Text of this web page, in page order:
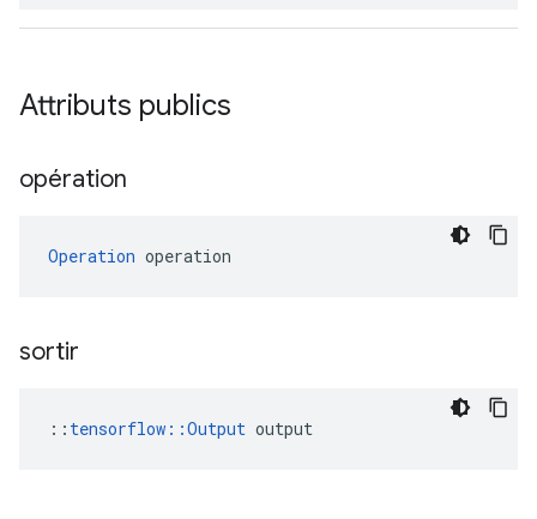
Attributs publics
opération
Operation operation
sortir
:: tensorflow::Output output